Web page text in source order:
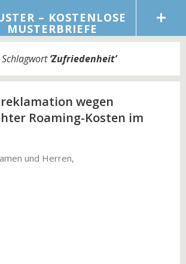
– KOSTENLOSE
MUSTERBRIEFE
‘Zufriedenheit’
wegen
Roaming-Kosten im
und Herren,